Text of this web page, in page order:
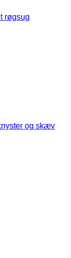
røgsug
og skæv